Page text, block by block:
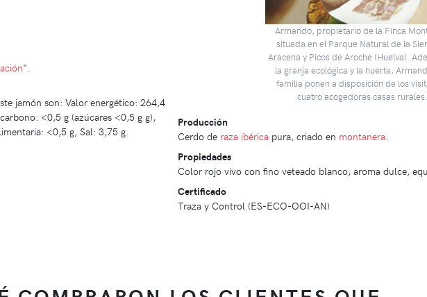
".
jamón son: Valor energético: 264,4
<0,5 g (azúcares <0,5 g g),
<0,5 g, Sal: 3,75 g.
Armando, propietario de la Finca
situada en el Parque Natural de la
Aracena y Picos de Aroche (Huelva).
la granja ecológica y la huerta,
familia ponen a disposición de los
cuatro acogedoras casas rurales.
Producción
Cerdo de raza ibéricapura, criado en montanera.
Propiedades
Color rojo vivo con fino veteado blanco, aroma dulce,
Certificado
Traza y Control (ES-ECO-OOI-AN)